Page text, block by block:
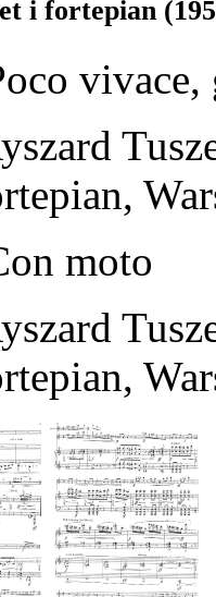
i fortepian
vivace,
moto